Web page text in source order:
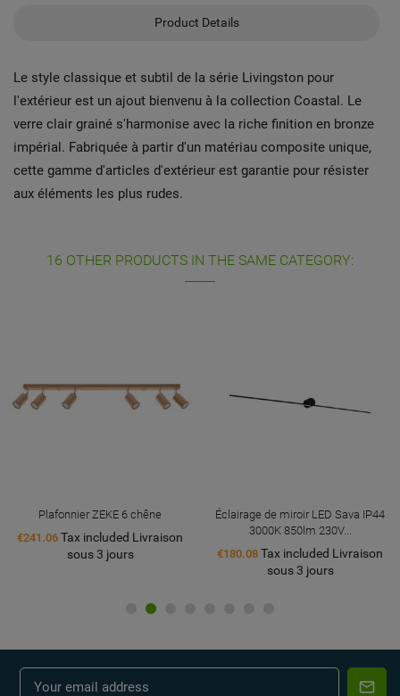
Product Details
Le style classique et subtil de la série Livingston pour
l'extérieur est un ajout bienvenu à la collection Coastal. Le
verre clair grainé s'harmonise avec la riche finition en bronze
impérial. Fabriquée à partir d'un matériau composite unique,
cette gamme d'articles d'extérieur est garantie pour résister
aux éléments les plus rudes.
16 OTHER PRODUCTS IN THE SAME CATEGORY:
Plafonnier ZEKE 6 chêne
€241.06 Tax included Livraison
sous 3 jours
Éclairage de miroir LED Sava IP44
3000K 850lm 230V...
€180.08 Tax included Livraison
sous 3 jours